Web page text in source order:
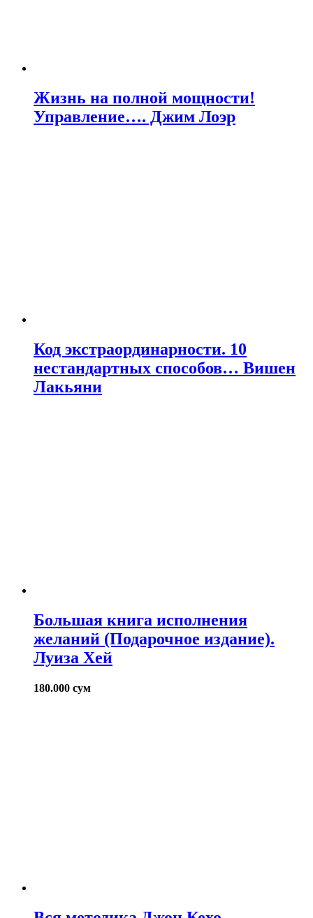
Жизнь на полной мощности!
Управление…. Джим Лоэр
Код экстраординарности. 10
нестандартных способов… Вишен
Лакьяни
Большая книга исполнения
желаний (Подарочное издание).
Луиза Хей
180.000 сум